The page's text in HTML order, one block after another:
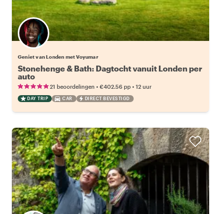
Geniet van Londen met Voyumar
Stonehenge & Bath: Dagtocht vanuit Londen per
auto
21 beoordelingen • €402.56 pp • 12 uur
DAY TRIP CAR DIRECT BEVESTIGD